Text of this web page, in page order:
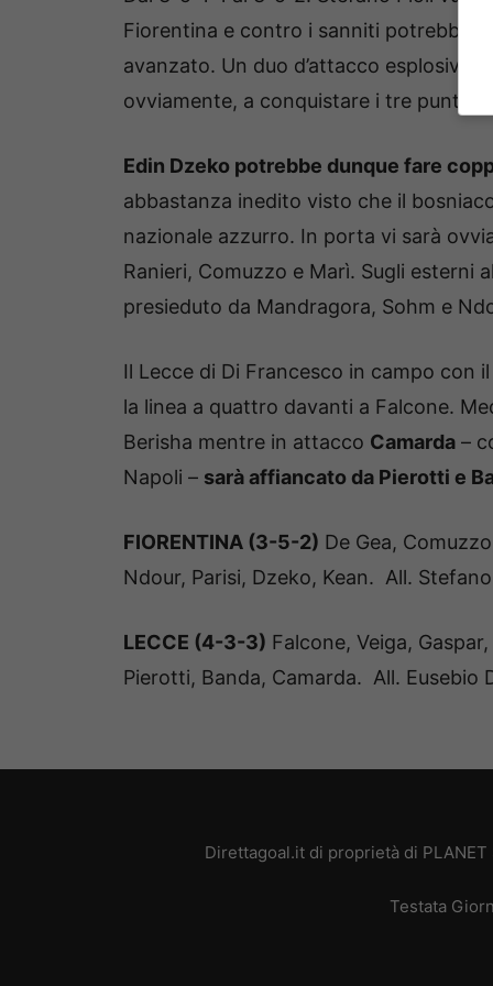
Fiorentina e contro i sanniti potrebbe
avanzato. Un duo d’attacco esplosivo
ovviamente, a conquistare i tre punti.
Edin Dzeko potrebbe dunque fare
abbastanza inedito visto che il
nazionale azzurro. In porta vi sarà
Ranieri, Comuzzo e Marì. Sugli esterni
presieduto da Mandragora, Sohm e
Il Lecce di Di Francesco in campo con
la linea a quattro davanti a Falcone.
Berisha mentre in attacco Camarda –
Napoli – sarà affiancato da Pierotti e
FIORENTINA (3-5-2) De Gea,
Ndour, Parisi, Dzeko, Kean. All.
LECCE (4-3-3) Falcone, Veiga,
Pierotti, Banda, Camarda. All. Eusebio
Direttagoal.it di proprietà di PLANET
Testata